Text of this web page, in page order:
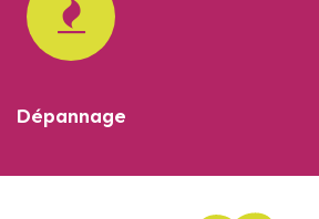
Dépannage